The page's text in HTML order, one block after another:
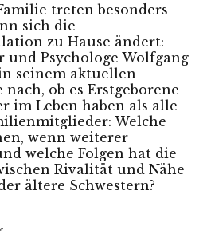
treten besonders
sich die
zu Hause ändert:
und Psychologe Wolfgang
seinem aktuellen
nach, ob es Erstgeborene
im Leben haben als alle
Welche
wenn weiterer
welche Folgen hat die
Rivalität und Nähe
ältere Schwestern?